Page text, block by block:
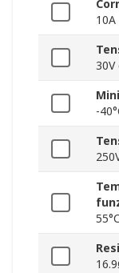
10A
30V
-
55°C